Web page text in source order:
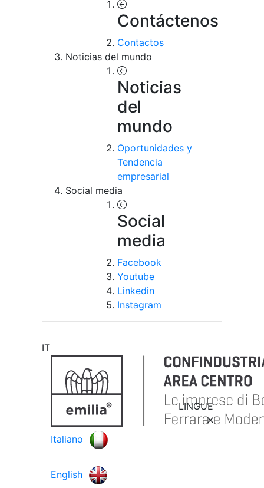
Contáctenos
Contactos
Noticias del mundo
Noticias
del
mundo
Oportunidades y
Tendencia
empresarial
Social media
Social
media
Facebook
Youtube
Linkedin
Instagram
IT
LINGUE
Italiano
English